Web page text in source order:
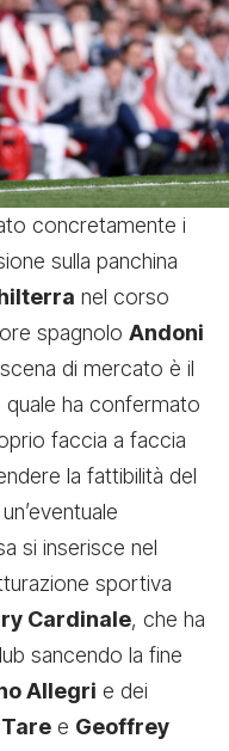
concretamente i
sulla panchina
nel corso
spagnolo Andoni
di mercato è il
quale ha confermato
faccia a faccia
la fattibilità del
si inserisce nel
sportiva
Cardinale, che ha
sancendo la fine
Allegri e dei
e Geoffrey